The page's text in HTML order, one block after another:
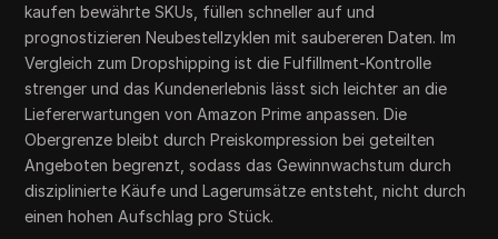
kaufen bewährte SKUs, füllen schneller auf und
prognostizieren Neubestellzyklen mit saubereren Daten. Im
Vergleich zum Dropshipping ist die Fulfillment-Kontrolle
strenger und das Kundenerlebnis lässt sich leichter an die
Liefererwartungen von Amazon Prime anpassen. Die
Obergrenze bleibt durch Preiskompression bei geteilten
Angeboten begrenzt, sodass das Gewinnwachstum durch
disziplinierte Käufe und Lagerumsätze entsteht, nicht durch
einen hohen Aufschlag pro Stück.